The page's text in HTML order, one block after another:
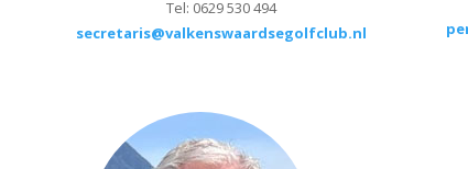
Tel: 0629 530 494
secretaris@valkenswaardsegolfclub.nl